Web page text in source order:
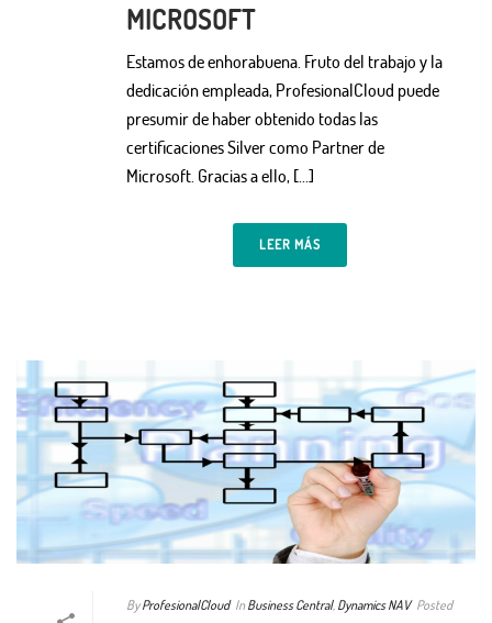
MICROSOFT
Estamos de enhorabuena. Fruto del trabajo y la
dedicación empleada, ProfesionalCloud puede
presumir de haber obtenido todas las
certificaciones Silver como Partner de
Microsoft. Gracias a ello, [...]
LEER MÁS
By ProfesionalCloud In Business Central, Dynamics NAV Posted